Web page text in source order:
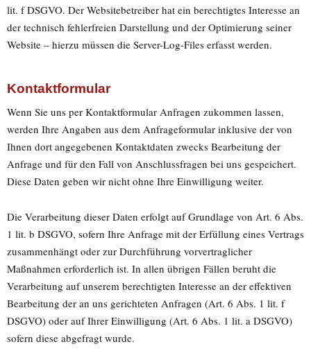
lit. f DSGVO. Der Websitebetreiber hat ein berechtigtes Interesse an
der technisch fehlerfreien Darstellung und der Optimierung seiner
Website – hierzu müssen die Server-Log-Files erfasst werden.
Kontaktformular
Wenn Sie uns per Kontaktformular Anfragen zukommen lassen,
werden Ihre Angaben aus dem Anfrageformular inklusive der von
Ihnen dort angegebenen Kontaktdaten zwecks Bearbeitung der
Anfrage und für den Fall von Anschlussfragen bei uns gespeichert.
Diese Daten geben wir nicht ohne Ihre Einwilligung weiter.
Die Verarbeitung dieser Daten erfolgt auf Grundlage von Art. 6 Abs.
1 lit. b DSGVO, sofern Ihre Anfrage mit der Erfüllung eines Vertrags
zusammenhängt oder zur Durchführung vorvertraglicher
Maßnahmen erforderlich ist. In allen übrigen Fällen beruht die
Verarbeitung auf unserem berechtigten Interesse an der effektiven
Bearbeitung der an uns gerichteten Anfragen (Art. 6 Abs. 1 lit. f
DSGVO) oder auf Ihrer Einwilligung (Art. 6 Abs. 1 lit. a DSGVO)
sofern diese abgefragt wurde.